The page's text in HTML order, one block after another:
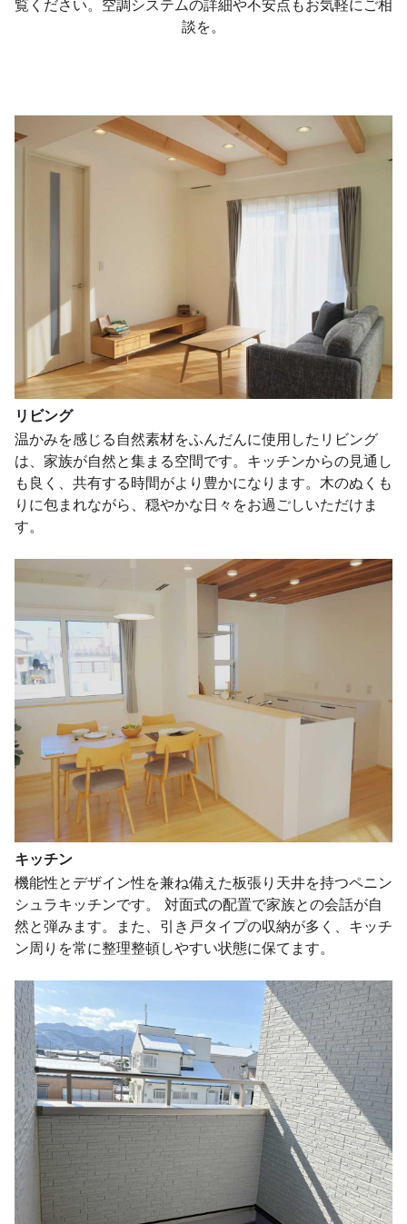
覧ください。空調システムの詳細や不安点もお気軽にご相
談を。
リビング
温かみを感じる自然素材をふんだんに使用したリビング
は、家族が自然と集まる空間です。キッチンからの見通し
も良く、共有する時間がより豊かになります。木のぬくも
りに包まれながら、穏やかな日々をお過ごしいただけま
す。
キッチン
機能性とデザイン性を兼ね備えた板張り天井を持つペニン
シュラキッチンです。 対面式の配置で家族との会話が自
然と弾みます。また、引き戸タイプの収納が多く、キッチ
ン周りを常に整理整頓しやすい状態に保てます。